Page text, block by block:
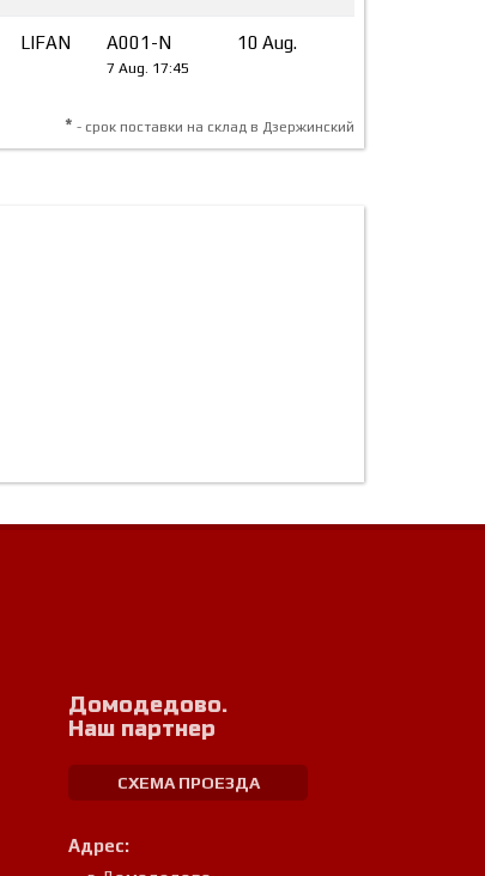
LIFAN A001-N
7 Aug. 17:45
10 Aug.
* - срок поставки на склад в Дзержинский
Домодедово.
Наш партнер
СХЕМА ПРОЕЗДА
Адрес: